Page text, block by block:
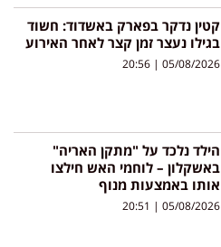
קטין נדקר בפארק באשדוד: חשוד
בגילו נעצר זמן קצר לאחר האירוע
05/08/2026
הילד נלכד על "מתקן האריה"
באשקלון – לוחמי האש חילצו
אותו באמצעות מנוף
05/08/2026